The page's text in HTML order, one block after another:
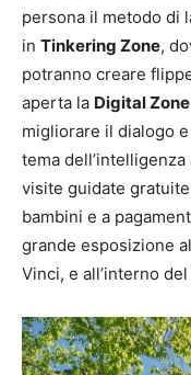
persona il metodo di
in Tinkering Zone,
potranno creare
aperta la Digital
migliorare il dialogo
tema
visite guidate
bambini e a
grande esposizione
Vinci, e all’interno del